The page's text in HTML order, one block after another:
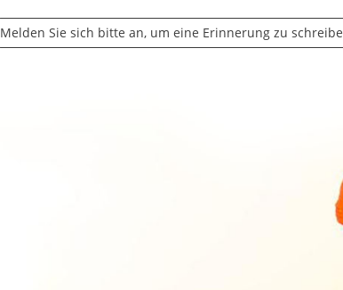
Melden Sie sich bitte an, um eine Erinnerung zu